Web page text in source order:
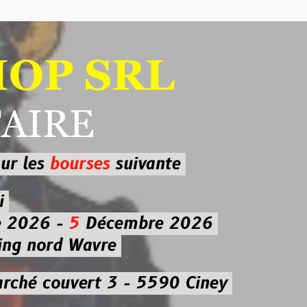
SRL
suivante
5Décembre 2026
Wavre
3 - 5590 Ciney